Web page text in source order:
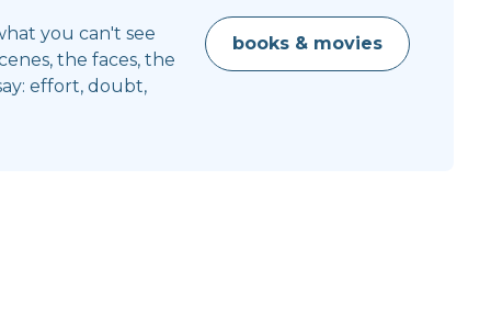
you can't see
the faces, the
effort, doubt,
books & movies